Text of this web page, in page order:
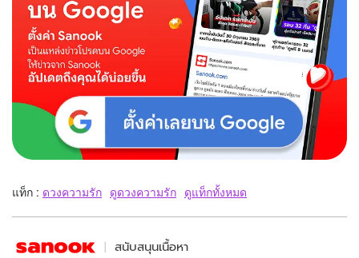
แท็ก : ดวงความรัก ดูดวงความรัก ดูแท็กทั้งหมด
สนับสนุนเนื้อหา